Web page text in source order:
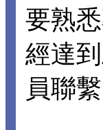
要熟
經達
員聯繫